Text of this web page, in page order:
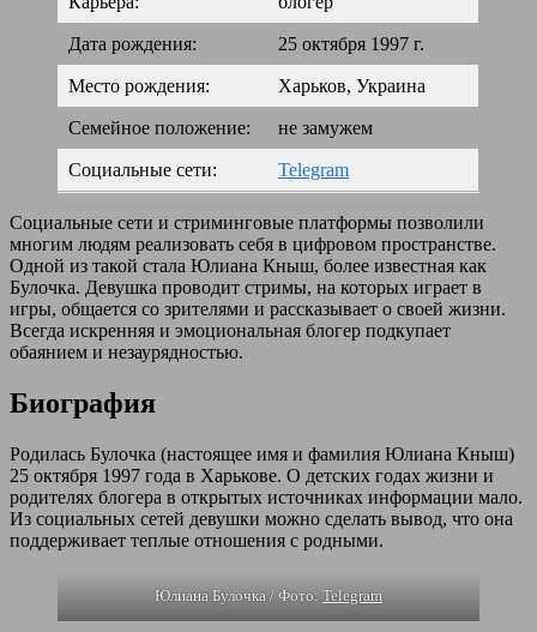
Дата рождения: 25 октября 1997 г.
Место рождения: Харьков, Украина
Семейное положение: не замужем
Социальные сети: Telegram
Социальные сети и стриминговые платформы позволили
многим людям реализовать себя в цифровом пространстве.
Одной из такой стала Юлиана Кныш, более известная как
Булочка. Девушка проводит стримы, на которых играет в
игры, общается со зрителями и рассказывает о своей жизни.
Всегда искренняя и эмоциональная блогер подкупает
обаянием и незаурядностью.
Биография
Родилась Булочка (настоящее имя и фамилия Юлиана Кныш)
25 октября 1997 года в Харькове. О детских годах жизни и
родителях блогера в открытых источниках информации мало.
Из социальных сетей девушки можно сделать вывод, что она
поддерживает теплые отношения с родными.
Юлиана Булочка / Фото: Telegram